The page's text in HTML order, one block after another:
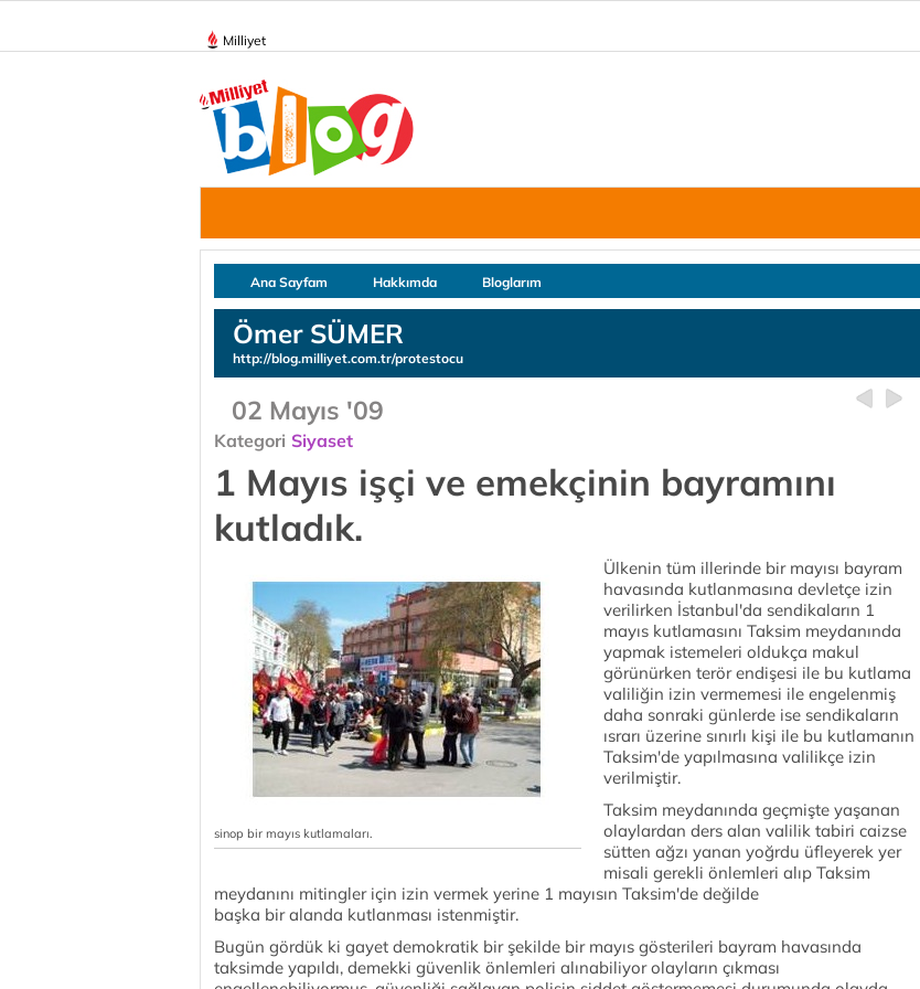
Milliyet
Ana Sayfam Hakkımda Bloglarım
Ömer SÜMER
http://blog.milliyet.com.tr/protestocu
02 Mayıs '09
Kategori Siyaset
1 Mayıs işçi ve emekçinin bayramını
kutladık.
sinop bir mayıs kutlamaları.
Ülkenin tüm illerinde bir mayısı bayram
havasında kutlanmasına devletçe izin
verilirken İstanbul'da sendikaların 1
mayıs kutlamasını Taksim meydanında
yapmak istemeleri oldukça makul
görünürken terör endişesi ile bu kutlama
valiliğin izin vermemesi ile engelenmiş
daha sonraki günlerde ise sendikaların
ısrarı üzerine sınırlı kişi ile bu kutlamanın
Taksim'de yapılmasına valilikçe izin
verilmiştir.
Taksim meydanında geçmişte yaşanan
olaylardan ders alan valilik tabiri caizse
sütten ağzı yanan yoğrdu üfleyerek yer
misali gerekli önlemleri alıp Taksim
meydanını mitingler için izin vermek yerine 1 mayısın Taksim'de değilde
başka bir alanda kutlanması istenmiştir.
Bugün gördük ki gayet demokratik bir şekilde bir mayıs gösterileri bayram havasında
taksimde yapıldı, demekki güvenlik önlemleri alınabiliyor olayların çıkması